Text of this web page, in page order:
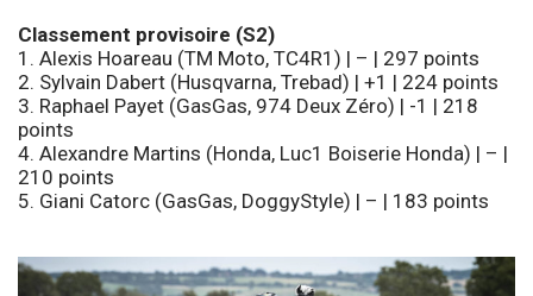
Classement provisoire (S2)
1. Alexis Hoareau (TM Moto, TC4R1) | – | 297 points
2. Sylvain Dabert (Husqvarna, Trebad) | +1 | 224 points
3. Raphael Payet (GasGas, 974 Deux Zéro) | -1 | 218
points
4. Alexandre Martins (Honda, Luc1 Boiserie Honda) | – |
210 points
5. Giani Catorc (GasGas, DoggyStyle) | – | 183 points